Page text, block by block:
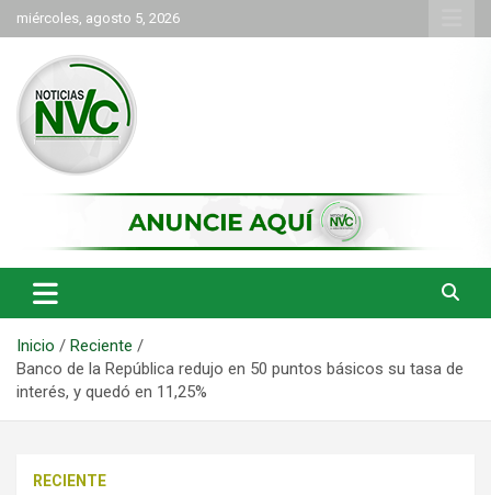
Saltar
al
contenido
miércoles, agosto 5, 2026
NVC Noticias
Inicio
Reciente
Banco de la República redujo en 50 puntos básicos su tasa de
interés, y quedó en 11,25%
RECIENTE